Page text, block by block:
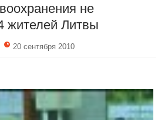
не
жителей Литвы
20 сентября 2010